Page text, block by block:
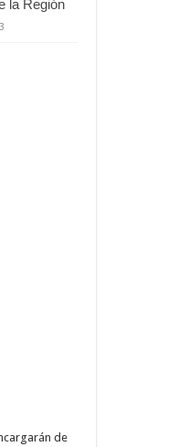
la Región
de